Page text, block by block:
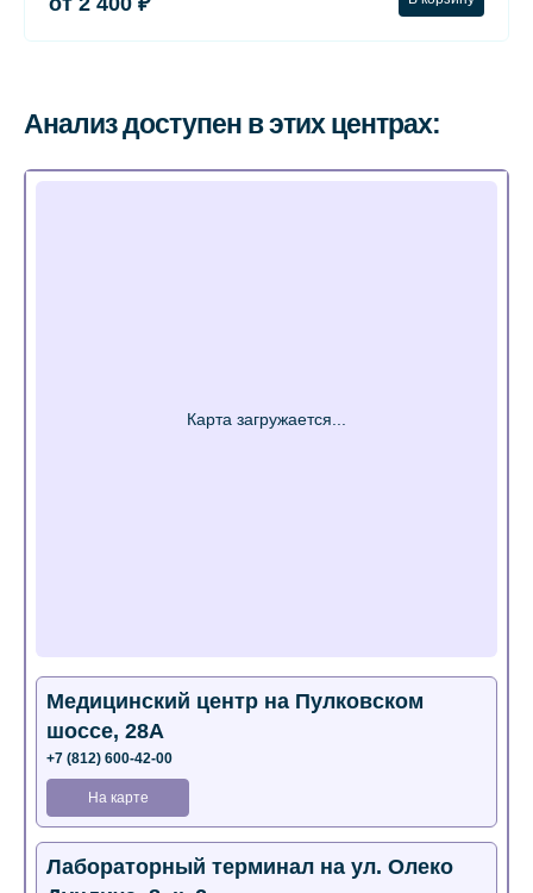
Анализ доступен в этих центрах:
Медицинский центр на Пулковском
шоссе, 28А
+7 (812) 600-42-00
На карте
Лабораторный терминал на ул. Олеко